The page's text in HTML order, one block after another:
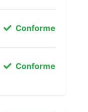
Conforme
Conforme